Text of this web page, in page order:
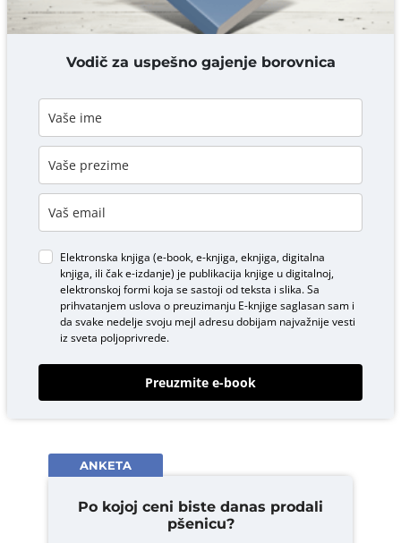
DODAJ KOMENTAR
Vodič za uspešno gajenje borovnica
Elektronska knjiga (e-book, e-knjiga, eknjiga, digitalna
knjiga, ili čak e-izdanje) je publikacija knjige u digitalnoj,
elektronskoj formi koja se sastoji od teksta i slika. Sa
prihvatanjem uslova o preuzimanju E-knjigesaglasan sam i
da svake nedelje svoju mejl adresu dobijam najvažnije vesti
iz sveta poljoprivrede.
Preuzmite e-book
ANKETA
Po kojoj ceni biste danas prodali
pšenicu?